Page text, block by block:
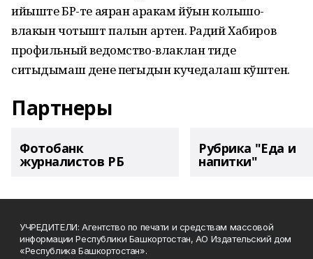
ийыште БР-те аяран аракам йўын колышо-
влакын чотышт палын артен. Радий Хабиров
профильный ведомство-влаклан тиде
ситыдымаш дене пеҥгыдын кучедалаш кўштен.
Партнеры
Фотобанк
журналистов РБ
Рубрика "Еда и
напитки"
УЧРЕДИТЕЛИ: Агентство по печати и средствам массовой
информации Республики Башкортостан, АО Издательский дом
«Республика Башкортостан».